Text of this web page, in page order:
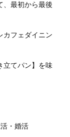
、最初から最後
カフェダイニン
立てパン】を味
・婚活